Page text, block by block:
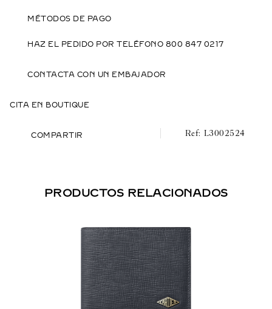
MÉTODOS DE PAGO
HAZ EL PEDIDO POR TELÉFONO 800 847 0217
CONTACTA CON UN EMBAJADOR
CITA EN BOUTIQUE
COMPARTIR L3002524
PRODUCTOS RELACIONADOS